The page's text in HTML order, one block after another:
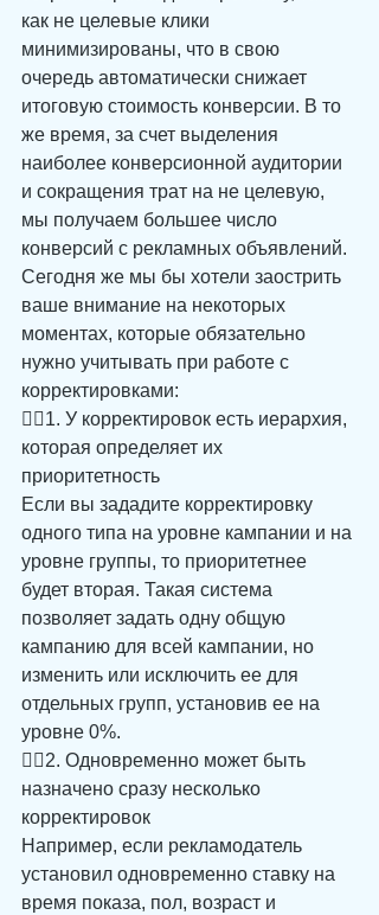
как не целевые клики
минимизированы, что в свою
очередь автоматически снижает
итоговую стоимость конверсии. В то
же время, за счет выделения
наиболее конверсионной аудитории
и сокращения трат на не целевую,
мы получаем большее число
конверсий с рекламных объявлений.
Сегодня же мы бы хотели заострить
ваше внимание на некоторых
моментах, которые обязательно
нужно учитывать при работе с
корректировками:
☝🏻1. У корректировок есть иерархия,
которая определяет их
приоритетность
Если вы зададите корректировку
одного типа на уровне кампании и на
уровне группы, то приоритетнее
будет вторая. Такая система
позволяет задать одну общую
кампанию для всей кампании, но
изменить или исключить ее для
отдельных групп, установив ее на
уровне 0%.
☝🏻2. Одновременно может быть
назначено сразу несколько
корректировок
Например, если рекламодатель
установил одновременно ставку на
время показа, пол, возраст и